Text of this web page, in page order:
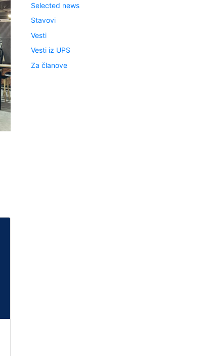
Selected news
Stavovi
Vesti
Vesti iz UPS
Za članove